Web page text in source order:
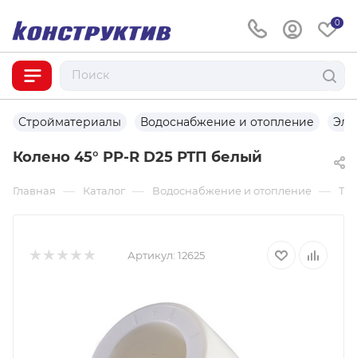
0
Стройматериалы Водоснабжение и отопление
Колено 45° PP-R D25 РТП белый
Главная — Каталог — Водоснабжение и отопление —
Артикул: 12625